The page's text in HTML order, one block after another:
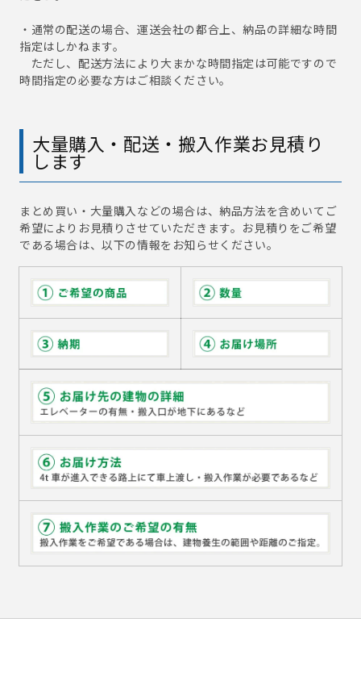
・通常の配送の場合、運送会社の都合上、納品の詳細な時間
指定はしかねます。
ただし、配送方法により大まかな時間指定は可能ですので
時間指定の必要な方はご相談ください。
大量購入・配送・搬入作業お見積り
します
まとめ買い・大量購入などの場合は、納品方法を含めいてご
希望によりお見積りさせていただきます。お見積りをご希望
である場合は、以下の情報をお知らせください。